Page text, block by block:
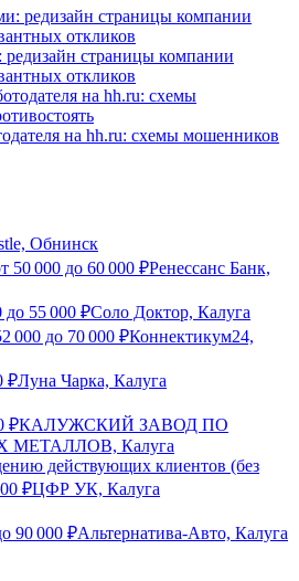
страницы компании
откликов
на hh.ru: схемы мошенников
Обнинск
50 000 до 60 000 ₽Ренессанс Банк,
до 55 000 ₽Соло Доктор, Калуга
000 до 70 000 ₽Коннектикум24,
₽Луна Чарка, Калуга
₽КАЛУЖСКИЙ ЗАВОД ПО
Калуга
действующих клиентов (без
₽ЦФР УК, Калуга
90 000 ₽Альтернатива-Авто, Калуга